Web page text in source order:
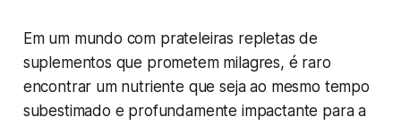
Em um mundo com prateleiras repletas de
suplementos que prometem milagres, é raro
encontrar um nutriente que seja ao mesmo tempo
subestimado e profundamente impactante para a